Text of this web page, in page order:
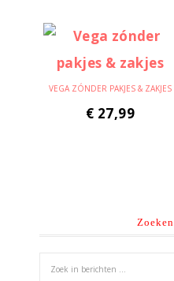
VEGA ZÓNDER PAKJES & ZAKJES
€ 27,99